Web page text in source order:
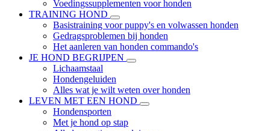
Voedingssupplementen voor honden
TRAINING HOND
Basistraining voor puppy's en volwassen honden
Gedragsproblemen bij honden
Het aanleren van honden commando's
JE HOND BEGRIJPEN
Lichaamstaal
Hondengeluiden
Alles wat je wilt weten over honden
LEVEN MET EEN HOND
Hondensporten
Met je hond op stap